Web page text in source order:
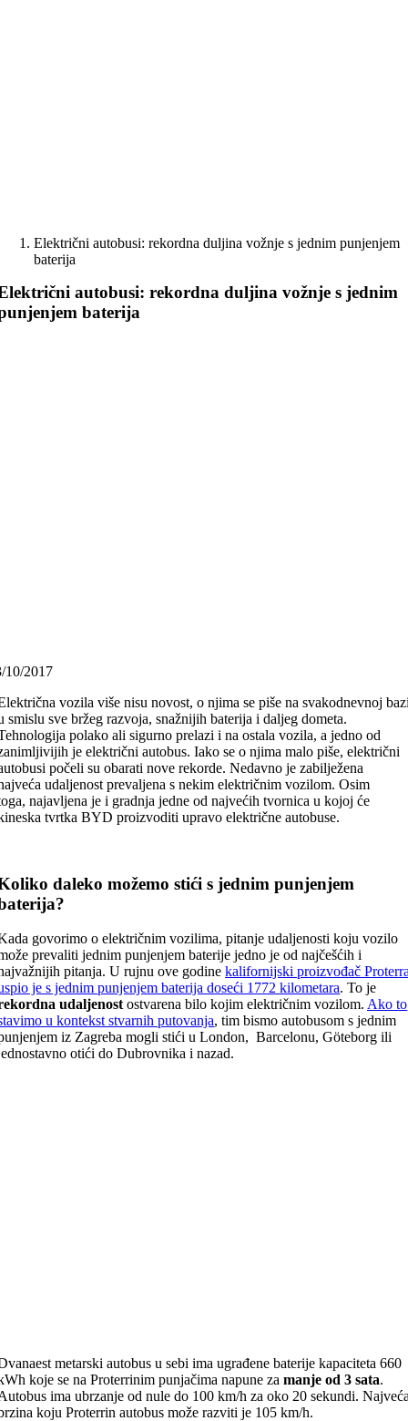
Električni autobusi: rekordna duljina vožnje s jednim punjenjem
baterija
autobusi: rekordna duljina vožnje s jednim
baterija
10/2017
vozila više nisu novost, o njima se piše na svakodnevnoj
smislu sve bržeg razvoja, snažnijih baterija i daljeg dometa.
polako ali sigurno prelazi i na ostala vozila, a jedno od
je električni autobus. Iako se o njima malo piše, električni
počeli su obarati nove rekorde. Nedavno je zabilježena
udaljenost prevaljena s nekim električnim vozilom. Osim
najavljena je i gradnja jedne od najvećih tvornica u kojoj će
tvrtka BYD proizvoditi upravo električne autobuse.
daleko možemo stići s jednim punjenjem
govorimo o električnim vozilima, pitanje udaljenosti koju vozilo
prevaliti jednim punjenjem baterije jedno je od najčešćih i
pitanja. U rujnu ove godinekalifornijski proizvođač
je s jednim punjenjem baterija doseći 1772 kilometara. To je
udaljenostostvarena bilo kojim električnim vozilom.Ako to
u kontekst stvarnih putovanja, tim bismo autobusom s jednim
iz Zagreba mogli stići u London, Barcelonu, Göteborg ili
otići do Dubrovnika i nazad.
metarski autobus u sebi ima ugrađene baterije kapaciteta 660
koje se na Proterrinim punjačima napune zamanje od 3 sata.
ima ubrzanje od nule do 100 km/h za oko 20 sekundi.
koju Proterrin autobus može razviti je 105 km/h.